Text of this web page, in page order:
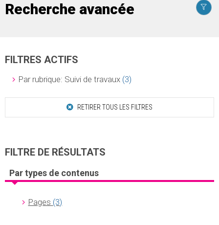
Recherche avancée
FILTRES ACTIFS
Par rubrique: Suivi de travaux (3)
RETIRER TOUS LES FILTRES
FILTRE DE RÉSULTATS
Par types de contenus
Pages (3)